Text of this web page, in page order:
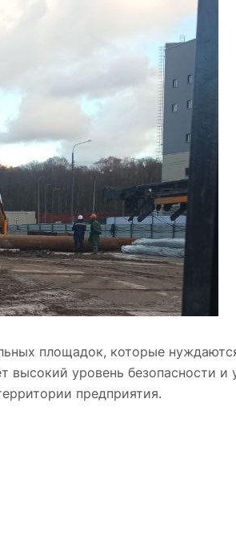
площадок, которые
высокий уровень безопасности и
предприятия.